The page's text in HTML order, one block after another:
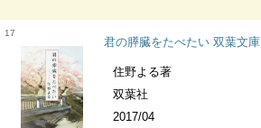
17
君の膵臓をたべたい 双葉文庫
住野よる著
双葉社
2017/04